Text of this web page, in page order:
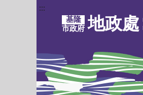
:::
基隆
市政府 地政處